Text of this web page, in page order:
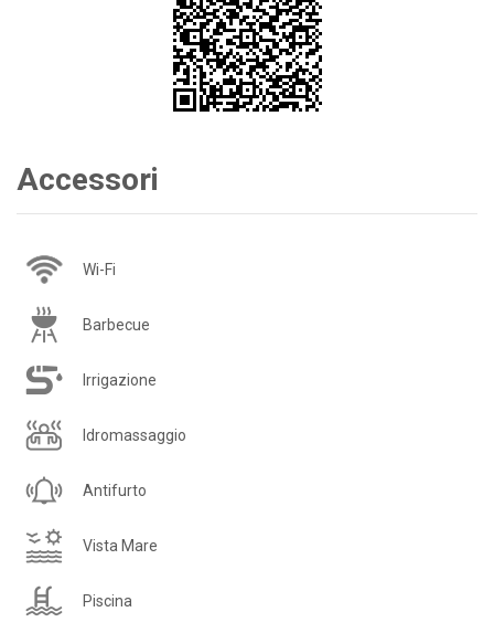
Accessori
Wi-Fi
Barbecue
Irrigazione
Idromassaggio
Antifurto
Vista Mare
Piscina